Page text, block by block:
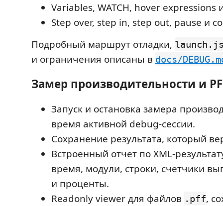
Variables, WATCH, hover expressions
Step over, step in, step out, pause и
Подробный маршрут отладки,
и ограничения описаны в docs/
Замер производительности и
Запуск и остановка замера
время активной debug-сессии.
Сохранение результата, который
Встроенный отчет по XML-
время, модули, строки, счетчики
и проценты.
Readonly viewer для файлов .pff,